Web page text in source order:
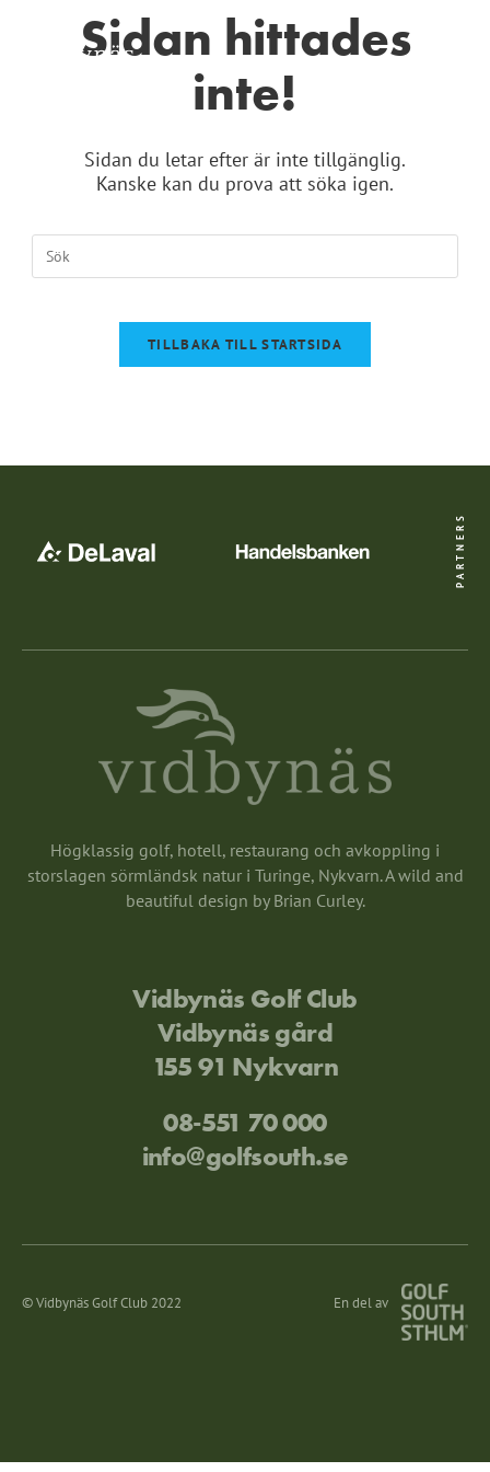
Sidan hittades
inte!
Sidan du letar efter är inte tillgänglig.
Kanske kan du prova att söka igen.
TILLBAKA TILL STARTSIDA
PARTNERS
Högklassig golf, hotell, restaurang och avkoppling i
storslagen sörmländsk natur i Turinge, Nykvarn. A wild and
beautiful design by Brian Curley.
Vidbynäs Golf Club
Vidbynäs gård
155 91 Nykvarn
08-551 70 000
info@golfsouth.se
© Vidbynäs Golf Club 2022 En del av